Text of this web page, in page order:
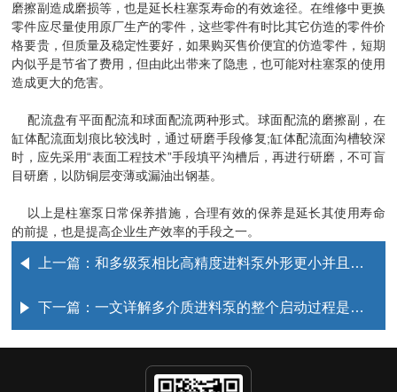
磨擦副造成磨损等，也是延长柱塞泵寿命的有效途径。在维修中更换
零件应尽量使用原厂生产的零件，这些零件有时比其它仿造的零件价
格要贵，但质量及稳定性要好，如果购买售价便宜的仿造零件，短期
内似乎是节省了费用，但由此出带来了隐患，也可能对柱塞泵的使用
造成更大的危害。
配流盘有平面配流和球面配流两种形式。球面配流的磨擦副，在
缸体配流面划痕比较浅时，通过研磨手段修复;缸体配流面沟槽较深
时，应先采用“表面工程技术”手段填平沟槽后，再进行研磨，不可盲
目研磨，以防铜层变薄或漏油出钢基。
以上是柱塞泵日常保养措施，合理有效的保养是延长其使用寿命
的前提，也是提高企业生产效率的手段之一。
上一篇：和多级泵相比高精度进料泵外形更小并且性能更高
下一篇：一文详解多介质进料泵的整个启动过程是怎样的